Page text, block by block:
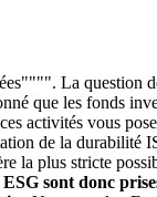
La question
que les fonds
activités vous
de la durabilité
la plus stricte
sont donc